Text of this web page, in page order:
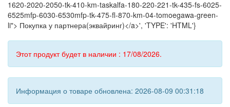
1620-2020-2050-tk-410-km-taskalfa-180-220-221-tk-435-fs-6025-
6525mfp-6030-6530mfp-tk-475-fl-870-km-04-tomoegawa-green-
li"> Покупка у партнера(эквайринг)</a>', 'TYPE': 'HTML'}
Этот продукт будет в наличии : 17/08/2026.
Информация о товаре обновлена: 2026-08-09 00:31:18